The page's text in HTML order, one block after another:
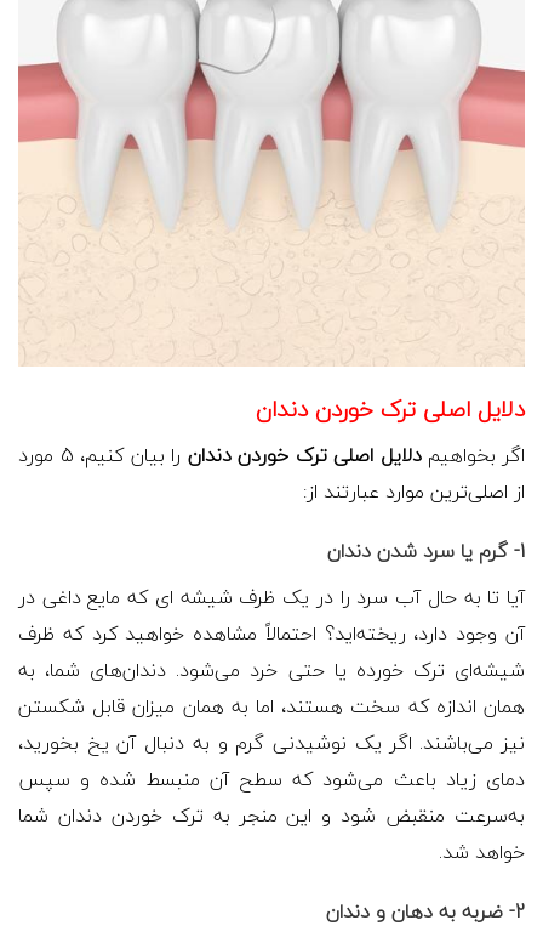
دلایل اصلی ترک خوردن دندان
اگر بخواهیمدلایل اصلی ترک خوردن دندان
را بیان کنیم، 5 مورد
از اصلی‌ترین موارد عبارتند از:
1- گرم یا سرد شدن دندان
آیا تا به حال آب سرد را در یک ظرف شیشه ای که مایع داغی در
آن وجود دارد، ریخته‌اید؟ احتمالاً مشاهده خواهید کرد که ظرف
شیشه‌ای ترک خورده یا حتی خرد می‌شود. دندان‌های شما، به
همان اندازه که سخت هستند، اما به همان میزان قابل شکستن
نیز می‌باشند. اگر یک نوشیدنی گرم و به دنبال آن یخ بخورید،
دمای زیاد باعث می‌شود که سطح آن منبسط شده و سپس
به‌سرعت منقبض شود و این منجر به ترک خوردن دندان شما
خواهد شد.
2- ضربه به دهان و دندان